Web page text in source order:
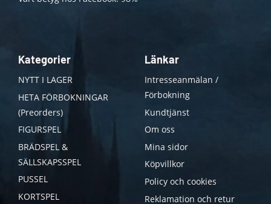
Kategorier
NYTT I LAGER
HETA FÖRBOKNINGAR
(Preorders)
FIGURSPEL
BRÄDSPEL &
SÄLLSKAPSSPEL
PUSSEL
KORTSPEL
Länkar
Intresseanmälan /
Förbokning
Kundtjänst
Om oss
Mina sidor
Köpvillkor
Policy och cookies
Reklamation och retur